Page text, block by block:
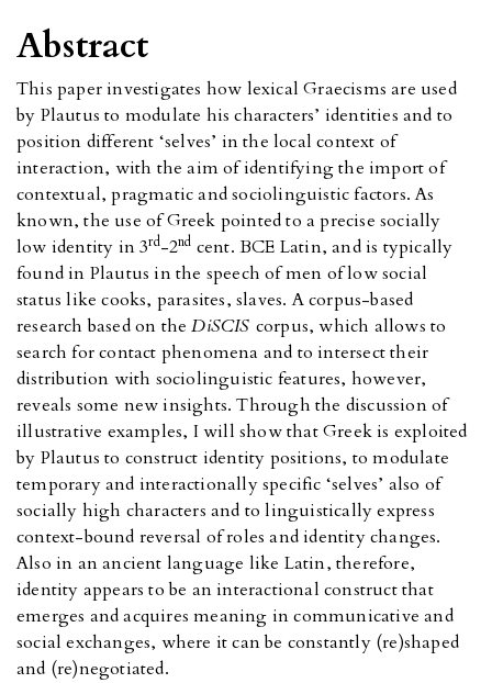
Abstract
This paper investigates how lexical Graecisms are used
by Plautus to modulate his characters’ identities and to
position different ‘selves’ in the local context of
interaction, with the aim of identifying the import of
contextual, pragmatic and sociolinguistic factors. As
known, the use of Greek pointed to a precise socially
low identity in 3rd-2nd cent. BCE Latin, and is typically
found in Plautus in the speech of men of low social
status like cooks, parasites, slaves. A corpus-based
research based on theDiSCIS corpus, which allows to
search for contact phenomena and to intersect their
distribution with sociolinguistic features, however,
reveals some new insights. Through the discussion of
illustrative examples, I will show that Greek is exploited
by Plautus to construct identity positions, to modulate
temporary and interactionally specific ‘selves’ also of
socially high characters and to linguistically express
context-bound reversal of roles and identity changes.
Also in an ancient language like Latin, therefore,
identity appears to be an interactional construct that
emerges and acquires meaning in communicative and
social exchanges, where it can be constantly (re)shaped
and (re)negotiated.